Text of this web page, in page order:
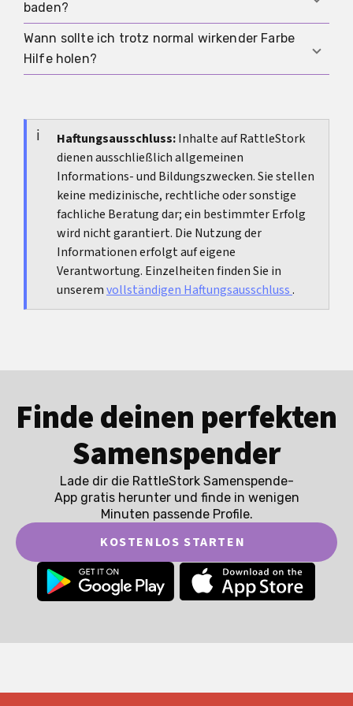
Verlauf.
kein Fieber, übler Geruch oder zunehmender
Schmerz dazukommen.
Belastung, langem Stehen oder körperlich
anstrengenden Tagen vorkommen. Wenn die
Blutung danach rasch wieder weniger wird, ist
das oft noch gut erklärbar. Wenn sie deutlich
baden?
Duschen ist normalerweise unproblematisch. Mit
Vollbad, Schwimmen und ähnlichen Situationen
verheilt sind.
Wann sollte ich trotz normal wirkender Farbe
Hilfe holen?
holen, wenn du Fieber bekommst,
Unterleibsschmerzen zunehmen, der Geruch
deutlich kippt oder du dich kreislaufmäßig
instabil fühlst. Die Farbe allein ist nie das einzige
Kriterium.
Haftungsausschluss:Inhalte auf RattleStork
dienen ausschließlich allgemeinen
Informations- und Bildungszwecken. Sie stellen
keine medizinische, rechtliche oder sonstige
fachliche Beratung dar; ein bestimmter Erfolg
wird nicht garantiert. Die Nutzung der
Informationen erfolgt auf eigene
Verantwortung. Einzelheiten finden Sie in
unseremvollständigen Haftungsausschluss.
Finde deinen perfekten
Samenspender
Lade dir die RattleStork Samenspende-
App gratis herunter und finde in wenigen
Minuten passende Profile.
KOSTENLOS STARTEN